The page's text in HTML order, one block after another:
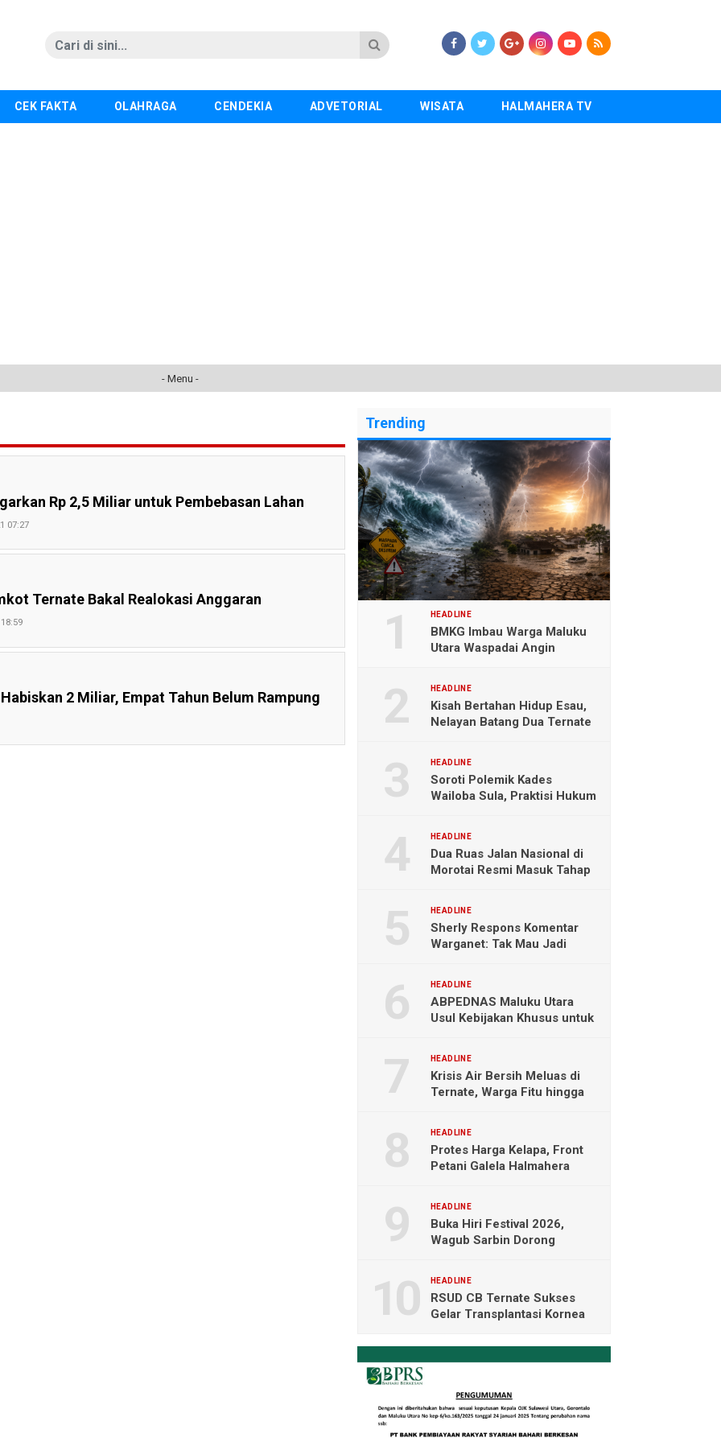
CEK FAKTA OLAHRAGA CENDEKIA ADVETORIAL WISATA HALMAHERA TV
- Menu -
Rp 2,5 Miliar untuk Pembebasan Lahan
07:27
Ternate Bakal Realokasi Anggaran
2 Miliar, Empat Tahun Belum Rampung
Trending
HEADLINE
BMKG Imbau Warga Maluku
Utara Waspadai Angin
HEADLINE
Kisah Bertahan Hidup Esau,
Nelayan Batang Dua Ternate
HEADLINE
Soroti Polemik Kades
Wailoba Sula, Praktisi Hukum
HEADLINE
Dua Ruas Jalan Nasional di
Morotai Resmi Masuk Tahap
HEADLINE
Sherly Respons Komentar
Warganet: Tak Mau Jadi
HEADLINE
ABPEDNAS Maluku Utara
Usul Kebijakan Khusus untuk
HEADLINE
Krisis Air Bersih Meluas di
Ternate, Warga Fitu hingga
HEADLINE
Protes Harga Kelapa, Front
Petani Galela Halmahera
HEADLINE
Buka Hiri Festival 2026,
Wagub Sarbin Dorong
HEADLINE
RSUD CB Ternate Sukses
Gelar Transplantasi Kornea